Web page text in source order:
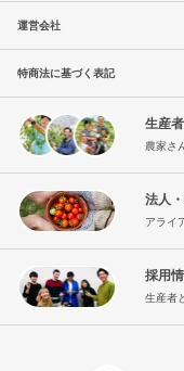
運営会社
特商法に基づく表記
生産
農家さ
法人
アライ
採用
生産者